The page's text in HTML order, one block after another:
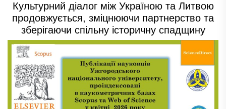
Культурний діалог між Україною та Литвою
продовжується, зміцнюючи партнерство та
зберігаючи спільну історичну спадщину